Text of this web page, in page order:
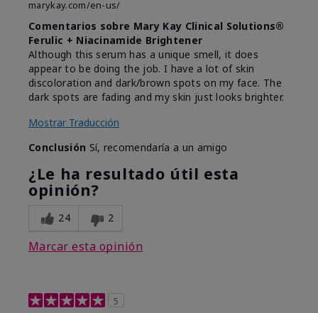
marykay.com/en-us/
Comentarios sobre Mary Kay Clinical Solutions®
Ferulic + Niacinamide Brightener
Although this serum has a unique smell, it does
appear to be doing the job. I have a lot of skin
discoloration and dark/brown spots on my face. The
dark spots are fading and my skin just looks brighter.
Mostrar Traducción
Conclusión Sí, recomendaría a un amigo
¿Le ha resultado útil esta
opinión?
24 2
Marcar esta opinión
5